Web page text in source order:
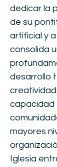
dedicar la
de su
artificial y
consolida
desarrollo
creatividad
capacidad
mayores
Iglesia